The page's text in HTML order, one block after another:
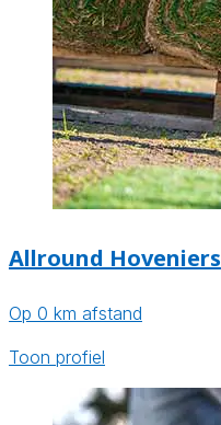
Allround Hoveniers
Op 0 km afstand
Toon profiel